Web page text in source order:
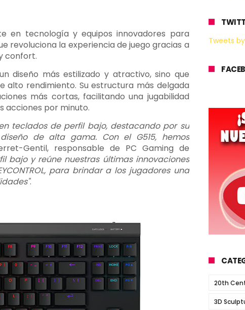
en tecnología y equipos innovadores para
revoluciona la experiencia de juego gracias a
confort.
diseño más estilizado y atractivo, sino que
alto rendimiento. Su estructura más delgada
más cortas, facilitando una jugabilidad
acciones por minuto.
teclados de perfil bajo, destacando por su
de alta gama. Con el G515, hemos
Gentil, responsable de PC Gaming de
bajo y reúne nuestras últimas innovaciones
para brindar a los jugadores una
.
Tweets
20th
3D